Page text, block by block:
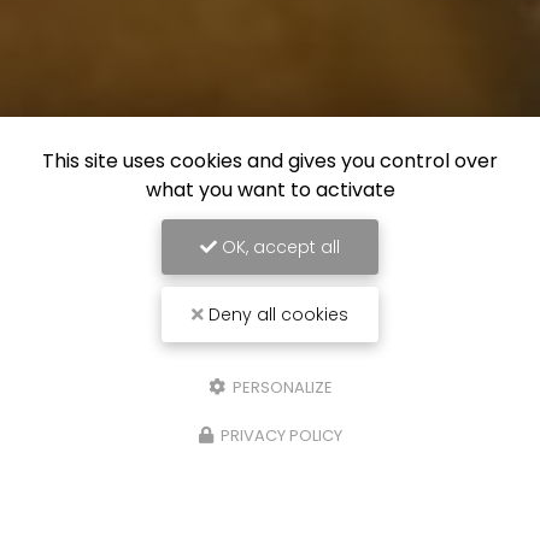
This site uses cookies and gives you control over
what you want to activate
OK, accept all
Deny all cookies
PERSONALIZE
PRIVACY POLICY